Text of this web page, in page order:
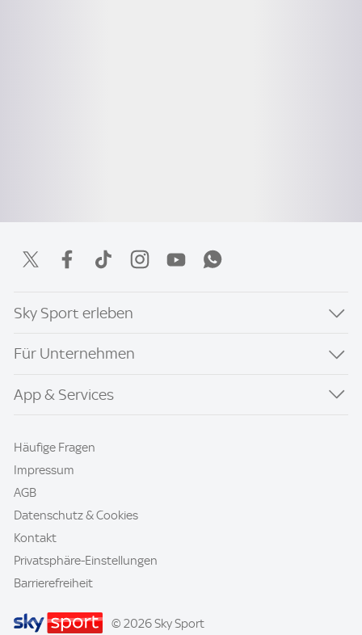
Sky Sport erleben
Für Unternehmen
App & Services
Häufige Fragen
Impressum
AGB
Datenschutz & Cookies
Kontakt
Privatsphäre-Einstellungen
Barrierefreiheit
© 2026 Sky Sport